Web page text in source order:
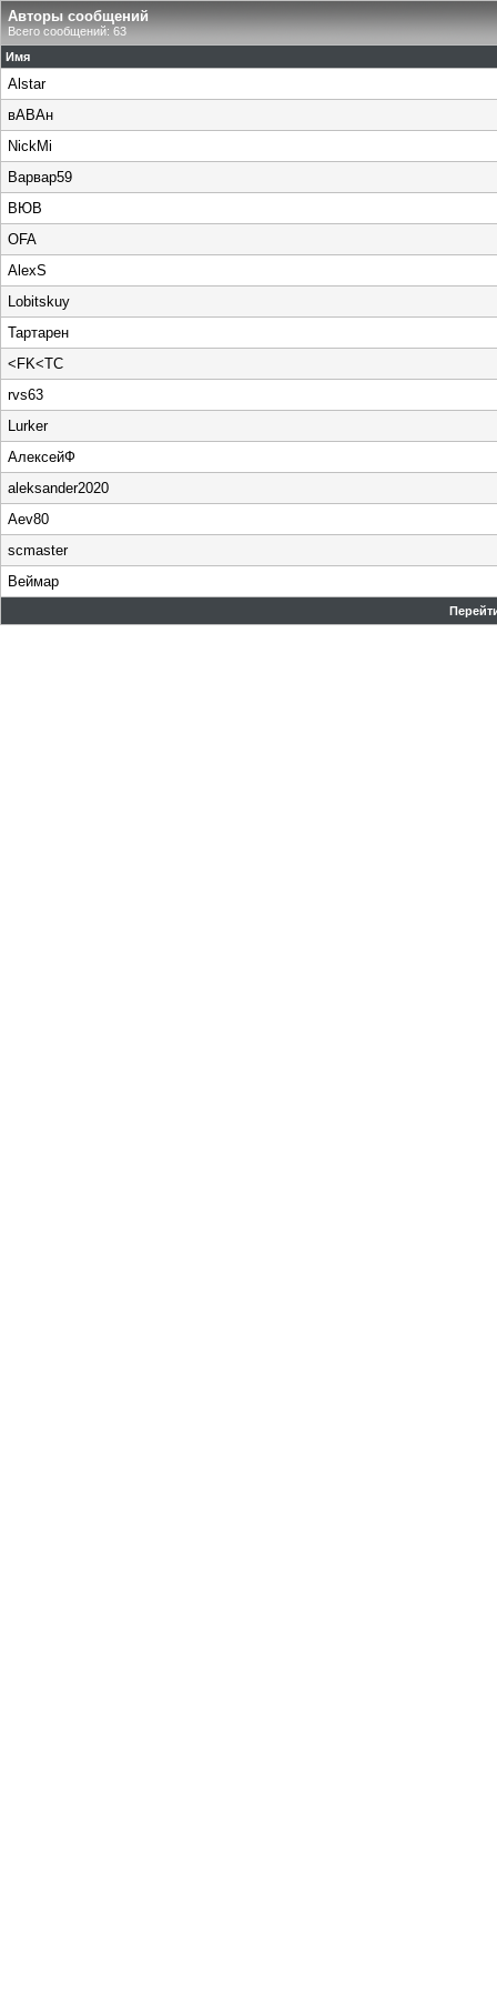
Авторы сообщений
Всего сообщений: 63
Имя
Alstar
вАВАн
NickMi
Варвар59
ВЮВ
OFA
AlexS
Lobitskuy
Тартарен
<FK<TC
rvs63
Lurker
АлексейФ
aleksander2020
Aev80
scmaster
Веймар